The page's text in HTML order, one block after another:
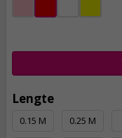
Lengte
0.15 M 0.25 M